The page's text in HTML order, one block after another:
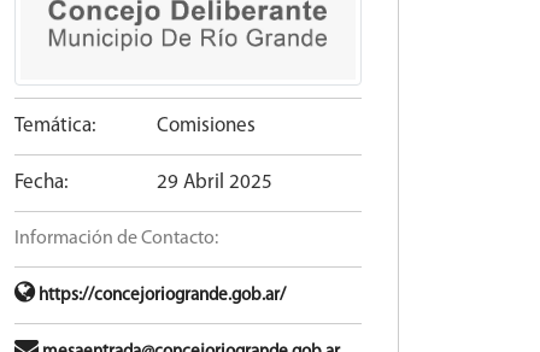
Temática: Comisiones
Fecha: 29 Abril 2025
Información de Contacto:
https://concejoriogrande.gob.ar/